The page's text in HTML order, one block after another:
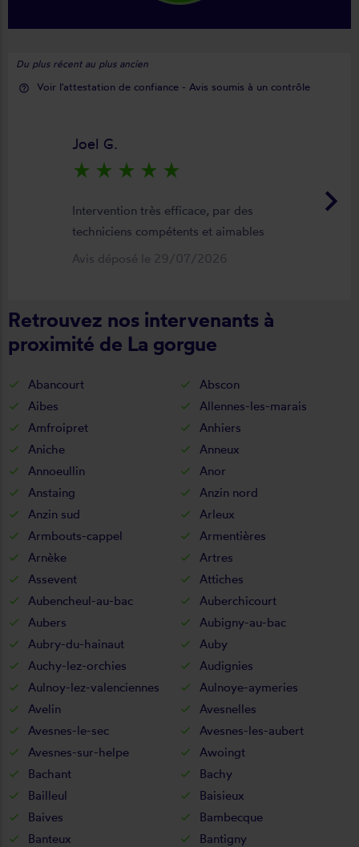
Du plus récent au plus ancien
help_outline Voir l'attestation de confiance - Avis soumis à un contrôle
keyboard_arrow_right
Joel G.
star_rate star_rate star_rate star_rate star_rate
Intervention très efficace, par des
techniciens compétents et aimables
Avis déposé le 29/07/2026
Retrouvez nos intervenants à
proximité de La gorgue
Abancourt
Abscon
Aibes
Allennes-les-marais
Amfroipret
Anhiers
Aniche
Anneux
Annoeullin
Anor
Anstaing
Anzin nord
Anzin sud
Arleux
Armbouts-cappel
Armentières
Arnèke
Artres
Assevent
Attiches
Aubencheul-au-bac
Auberchicourt
Aubers
Aubigny-au-bac
Aubry-du-hainaut
Auby
Auchy-lez-orchies
Audignies
Aulnoy-lez-valenciennes
Aulnoye-aymeries
Avelin
Avesnelles
Avesnes-le-sec
Avesnes-les-aubert
Avesnes-sur-helpe
Awoingt
Bachant
Bachy
Bailleul
Baisieux
Baives
Bambecque
Banteux
Bantigny